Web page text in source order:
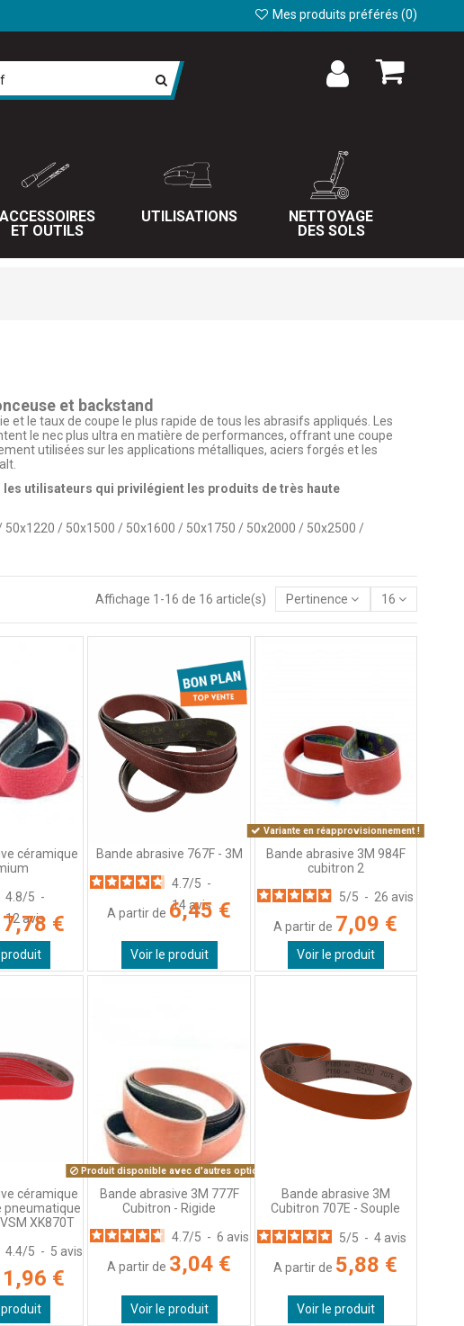
Mes produits préférés (0)
ACCESSOIRES
ET OUTILS
UTILISATIONS
NETTOYAGE
DES SOLS
et backstand
et le taux de coupe le plus rapide de tous les abrasifs appliqués. Les
le nec plus ultra en matière de performances, offrant une coupe
utilisées sur les applications métalliques, aciers forgés et les
utilisateurs qui privilégient les produits de très haute
50x1220 / 50x1500 / 50x1600 / 50x1750 / 50x2000 / 50x2500 /
Affichage 1-16 de 16 article(s) Pertinence 16
céramique
4.8/5 -
12avis
7,78 €
Bande abrasive 767F - 3M
4.7/5 -
14 avis
A partir de 6,45 €
Voir le produit
Variante en réapprovisionnement !
Bande abrasive 3M 984F
cubitron 2
5/5 - 26 avis
A partir de 7,09 €
Voir le produit
céramique
pneumatique
XK870T
4.4/5 - 5 avis
1,96 €
Produit disponible avec d'autres options
Bande abrasive 3M 777F
Cubitron - Rigide
4.7/5 - 6 avis
A partir de 3,04 €
Voir le produit
Bande abrasive 3M
Cubitron 707E - Souple
5/5 - 4 avis
A partir de 5,88 €
Voir le produit